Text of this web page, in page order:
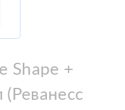
Shape +
(Реванесс